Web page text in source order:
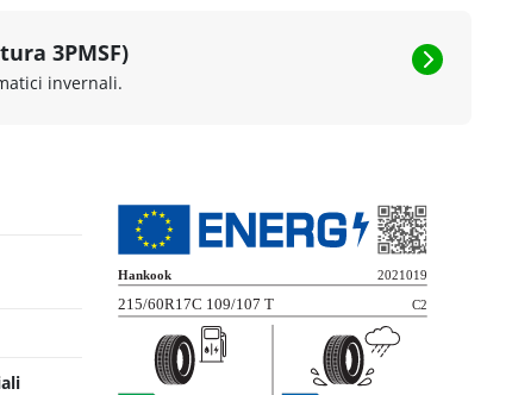
3PMSF)
invernali.